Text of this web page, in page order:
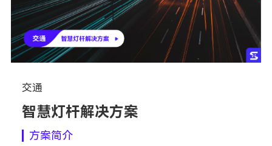
交通
智慧灯杆解决方案
方案简介